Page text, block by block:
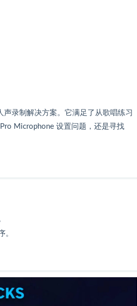
录制解决方案。它满足了从歌唱练习
Microphone 设置问题，还是寻找
。